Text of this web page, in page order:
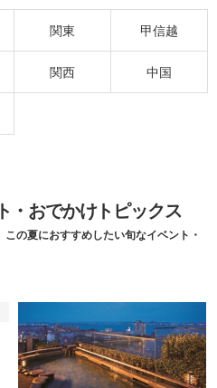
関東 甲信越
関西 中国
・おでかけトピックス
の夏におすすめしたい旬なイベント・